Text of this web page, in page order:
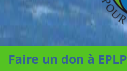
Faire un don à EPLP